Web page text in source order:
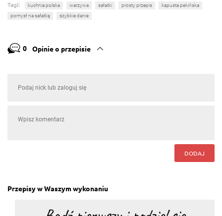
Tagi: kuchnia polska warzywa sałatki prosty przepis
kapusta pekińska
pomysł na sałatkę
szybkie danie
0 Opinie o przepisie
DODAJ
Przepisy w Waszym wykonaniu